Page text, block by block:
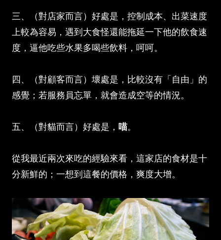
三、（對店家而言）好處是，控制成本、出菜速度
上較為容易，遇到大食怪還能拖延一下他的飲食速
度，逼他吃些水果多喝些飲料，呵呵。
四、（對顧客而言）壞處是，比較沒有「自由」的
感覺；若服務員忘單，就會造成空等的情況。
五、（對貓而言）好處是， 喵。
從我最近兩次來吃的經驗來看，這家店的食材是十
分新鮮的；一想到這餐的價格，爽度大增。